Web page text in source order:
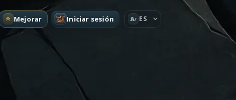
Mejorar Iniciar sesión A ES